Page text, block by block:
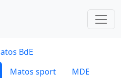
BdE
Matos sport
MDE